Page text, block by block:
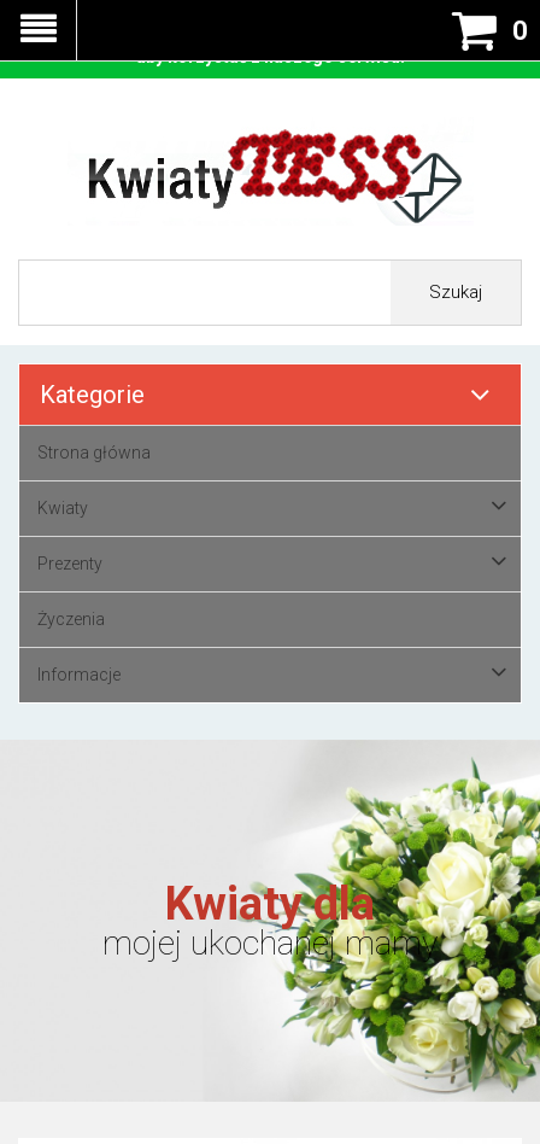
0
Szukaj
Kategorie
Strona główna
Kwiaty
Prezenty
Życzenia
Informacje
Kwiaty dla
mojej ukochanej mamy
Nasza strona korzysta z cookies - czyli tzw ciastek w celu
prawidłowego działania. Zaakceptuj przyjmowanie cookies
aby korzystać z naszego serwisu.